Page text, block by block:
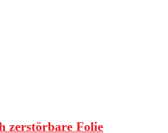
zerstörbare Folie